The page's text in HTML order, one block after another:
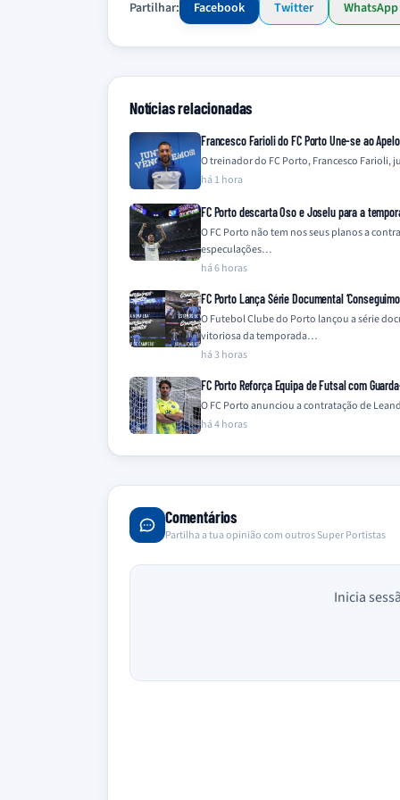
Partilhar: Facebook Twitter WhatsApp
Notícias relacionadas
Francesco Farioli do FC Porto Une-se ao
O treinador do FC Porto, Francesco
há 1 hora
FC Porto descarta Oso e Joselu para a
O FC Porto não tem nos seus planos a
especulações…
há 6 horas
FC Porto Lança Série Documental
O Futebol Clube do Porto lançou a série
vitoriosa da temporada…
há 3 horas
FC Porto Reforça Equipa de Futsal com
O FC Porto anunciou a contratação de
há 4 horas
Comentários
Partilha a tua opinião com outros Super Portistas
Inicia